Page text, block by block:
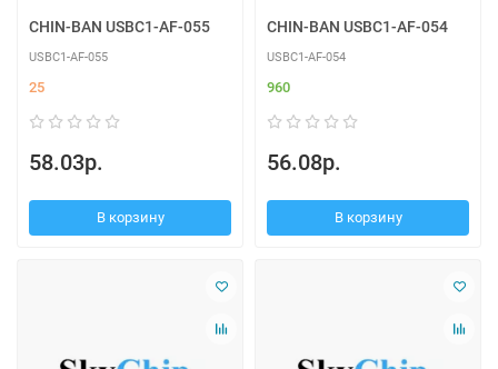
CHIN-BAN USBC1-AF-055
USBC1-AF-055
25
58.03р.
В корзину
CHIN-BAN USBC1-AF-054
USBC1-AF-054
960
56.08р.
В корзину